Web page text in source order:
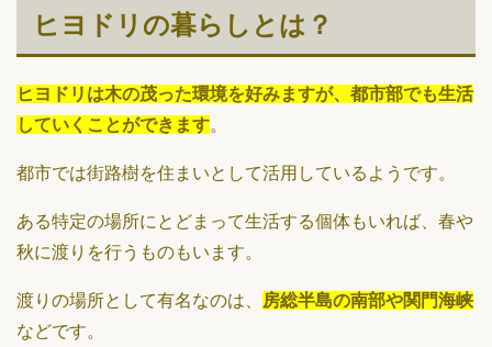
ヒヨドリの暮らしとは？
ヒヨドリは木の茂った環境を好みますが、都市部でも生活
していくことができます。
都市では街路樹を住まいとして活用しているようです。
ある特定の場所にとどまって生活する個体もいれば、春や
秋に渡りを行うものもいます。
渡りの場所として有名なのは、
房総半島の南部や関門海峡
などです。